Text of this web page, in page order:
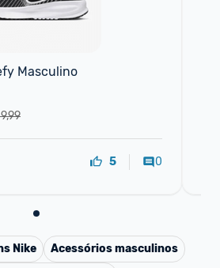
Masculino
5 0
Nike
Acessórios masculinos